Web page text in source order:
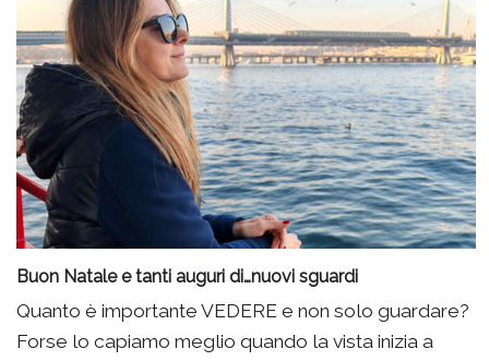
Buon Natale e tanti auguri di…nuovi sguardi
Quanto è importante VEDERE e non solo guardare?
Forse lo capiamo meglio quando la vista inizia a